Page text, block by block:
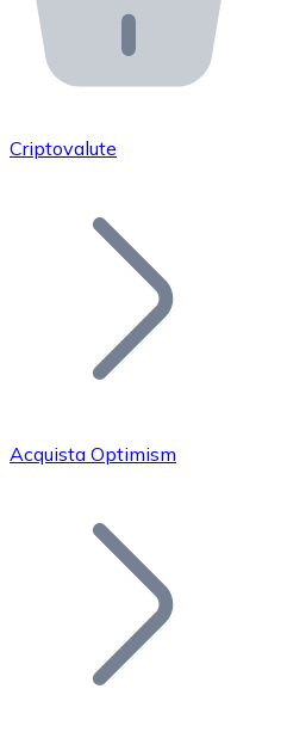
API Bitnovo
Integra la nostra API nel
Unisciti alla nostra rete di
Aggiungi il token del tuo
Bitcoin
Criptovalute
Acquista Optimism